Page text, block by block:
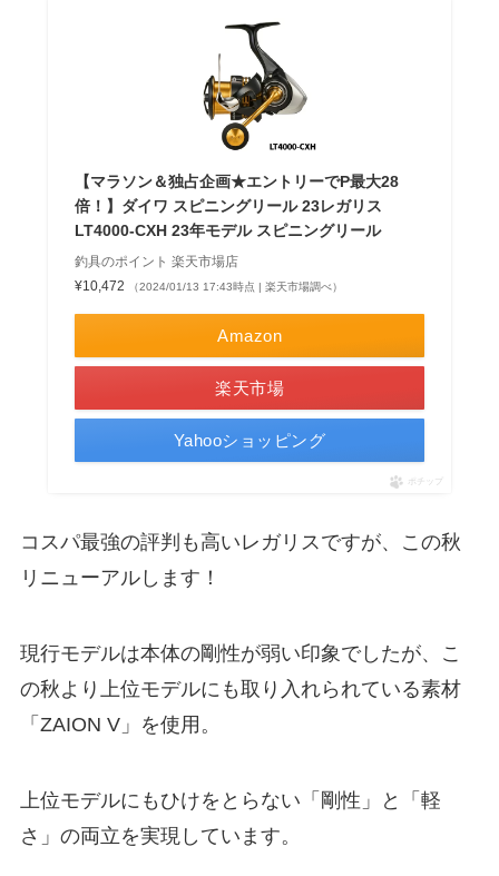
【マラソン＆独占企画★エントリーでP最大28
倍！】ダイワ スピニングリール 23レガリス
LT4000-CXH 23年モデル スピニングリール
釣具のポイント 楽天市場店
¥10,472
（2024/01/13 17:43時点 | 楽天市場調べ）
Amazon
楽天市場
Yahooショッピング
ポチップ
コスパ最強の評判も高いレガリスですが、この秋
リニューアルします！
現行モデルは本体の剛性が弱い印象でしたが、こ
の秋より上位モデルにも取り入れられている素材
「ZAION V」を使用。
上位モデルにもひけをとらない「剛性」と「軽
さ」の両立を実現しています。